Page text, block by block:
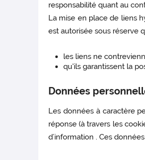
responsabilité quant au
La mise en place de liens
est autorisée sous réserve
les liens ne
qu'ils garantissent la
Données
Les données à caractère
réponse (à travers les
d’information . Ces